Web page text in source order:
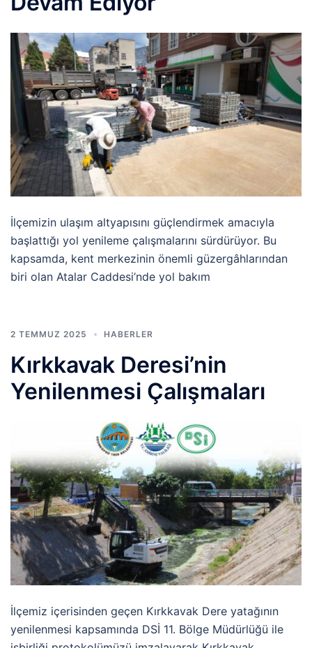
İlçemizin ulaşım altyapısını güçlendirmek amacıyla
başlattığı yol yenileme çalışmalarını sürdürüyor. Bu
kapsamda, kent merkezinin önemli güzergâhlarından
biri olan Atalar Caddesi’nde yol bakım
2 TEMMUZ 2025 HABERLER
Kırkkavak Deresi’nin
Yenilenmesi Çalışmaları
İlçemiz içerisinden geçen Kırkkavak Dere yatağının
yenilenmesi kapsamında DSİ 11. Bölge Müdürlüğü ile